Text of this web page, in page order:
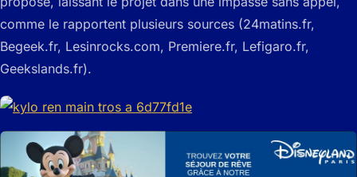
comme le rapportent plusieurs sources (24matins.fr,
Begeek.fr, Lesinrocks.com, Premiere.fr, Lefigaro.fr,
Geekslands.fr).